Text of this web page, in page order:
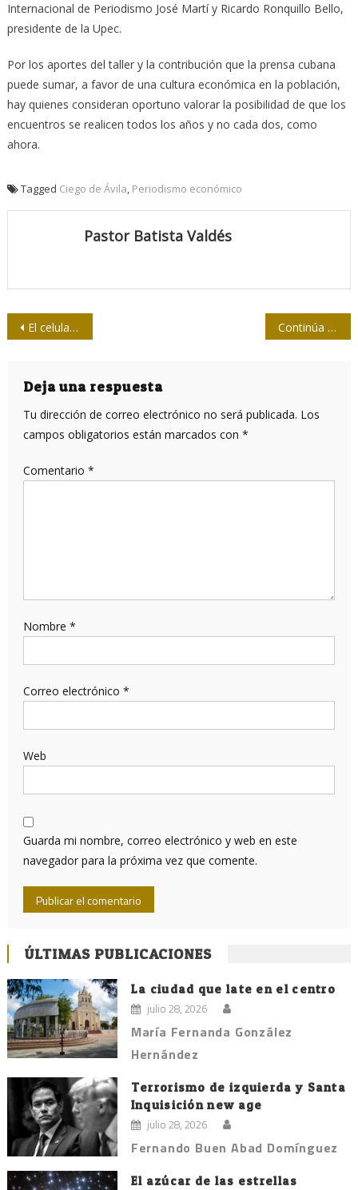
Internacional de Periodismo José Martí y Ricardo Ronquillo Bello,
presidente de la Upec.
Por los aportes del taller y la contribución que la prensa cubana
puede sumar, a favor de una cultura económica en la población,
hay quienes consideran oportuno valorar la posibilidad de que los
encuentros se realicen todos los años y no cada dos, como
ahora.
Tagged Ciego de Ávila, Periodismo económico
Pastor Batista Valdés
Navegación
entradas
El celular y la transparencia Continúa en todo el país debate sobre proyecto del Código de Ética
Deja una respuesta
Tu dirección de correo electrónico no será publicada. Los
campos obligatorios están marcados con *
Comentario *
Nombre *
Correo electrónico *
Web
Guarda mi nombre, correo electrónico y web en este
navegador para la próxima vez que comente.
ÚLTIMAS PUBLICACIONES
La ciudad que late en el centro
julio 28, 2026
María Fernanda González
Hernández
Terrorismo de izquierda y Santa
Inquisición new age
julio 28, 2026
Fernando Buen Abad Domínguez
El azúcar de las estrellas